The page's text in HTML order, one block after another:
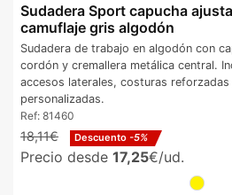
Sudadera Sport capucha
camuflaje gris algodón
Sudadera de trabajo en algodón con
cordón y cremallera metálica central.
accesos laterales, costuras
personalizadas.
Ref: 81460
18,11€ Descuento -5%
Precio desde 17,25€/ud.